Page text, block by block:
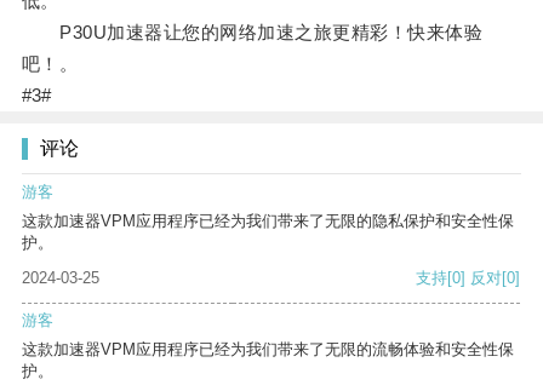
P30U加速器让您的网络加速之旅更精彩！快来体验
吧！。
#3#
评论
游客
这款加速器VPM应用程序已经为我们带来了无限的隐私保护和安全性保
护。
2024-03-25
支持[0] 反对[0]
游客
这款加速器VPM应用程序已经为我们带来了无限的流畅体验和安全性保
护。